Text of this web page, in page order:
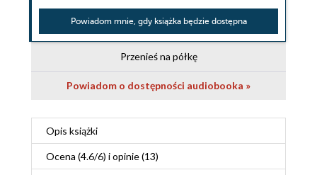
Powiadom mnie, gdy książka będzie dostępna
Przenieś na półkę
Powiadom o dostępności audiobooka »
Opis książki
Ocena (4.6/6) i opinie (13)